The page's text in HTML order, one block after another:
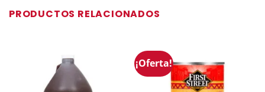
PRODUCTOS RELACIONADOS
¡Oferta!